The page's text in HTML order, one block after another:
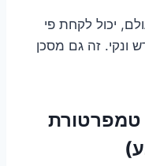
יכול לקחת פי
ונקי. זה גם מסכן